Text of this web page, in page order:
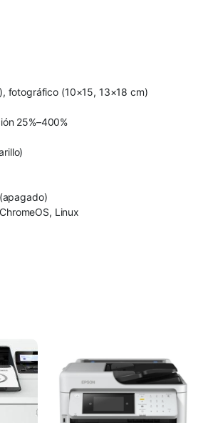
fotográfico (10×15, 13×18 cm)
25%–400%
Linux